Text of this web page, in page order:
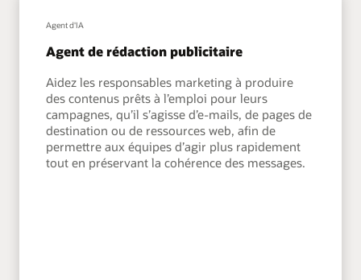
Agent d'IA
Agent de rédaction publicitaire
Aidez les responsables marketing à produire
des contenus prêts à l’emploi pour leurs
campagnes, qu’il s’agisse d’e-mails, de pages de
destination ou de ressources web, afin de
permettre aux équipes d’agir plus rapidement
tout en préservant la cohérence des messages.